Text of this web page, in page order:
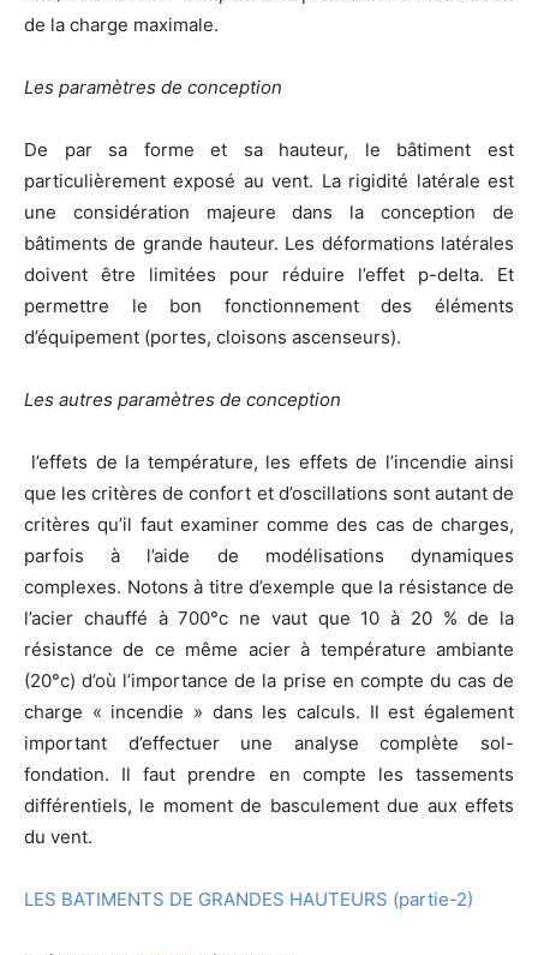
de la charge maximale.
Les paramètres de conception
De par sa forme et sa hauteur, le bâtiment est
particulièrement exposé au vent. La rigidité latérale est
une considération majeure dans la conception de
bâtiments de grande hauteur. Les déformations latérales
doivent être limitées pour réduire l’effet p-delta. Et
permettre le bon fonctionnement des éléments
d’équipement (portes, cloisons ascenseurs).
Les autres paramètres de conception
l’effets de la température, les effets de l’incendie ainsi
que les critères de confort et d’oscillations sont autant de
critères qu’il faut examiner comme des cas de charges,
parfois à l’aide de modélisations dynamiques
complexes. Notons à titre d’exemple que la résistance de
l’acier chauffé à 700°c ne vaut que 10 à 20 % de la
résistance de ce même acier à température ambiante
(20°c) d’où l’importance de la prise en compte du cas de
charge « incendie » dans les calculs. Il est également
important d’effectuer une analyse complète sol-
fondation. Il faut prendre en compte les tassements
différentiels, le moment de basculement due aux effets
du vent.
LES BATIMENTS DE GRANDES HAUTEURS (partie-2)